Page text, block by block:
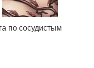
по сосудистым